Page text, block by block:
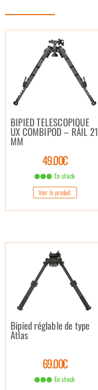
BIPIED TELESCOPIQUE
UX COMBIPOD – RAIL 21
MM
49.00€
En stock
Voir le produit
Bipied réglable de type
Atlas
69.00€
En stock